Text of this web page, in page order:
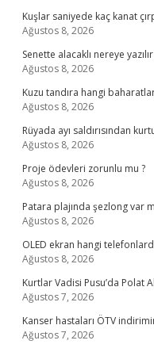
Kuşlar saniyede kaç kanat
Ağustos 8, 2026
Senette alacaklı nereye
Ağustos 8, 2026
Kuzu tandıra hangi
Ağustos 8, 2026
Rüyada ayı saldırısından
Ağustos 8, 2026
Proje ödevleri zorunlu mu ?
Ağustos 8, 2026
Patara plajında şezlong var
Ağustos 8, 2026
OLED ekran hangi
Ağustos 8, 2026
Kurtlar Vadisi Pusu’da Polat
Ağustos 7, 2026
Kanser hastaları ÖTV
Ağustos 7, 2026